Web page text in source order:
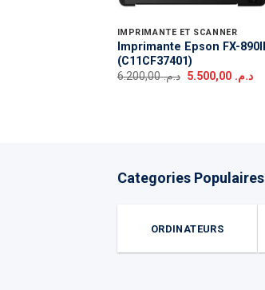
IMPRIMANTE ET SCANNER
Imprimante Epson FX-890II
(C11CF37401)
د.م.6.200,00
Le
د.م.Le
Categories Populaires
ORDINATEURS